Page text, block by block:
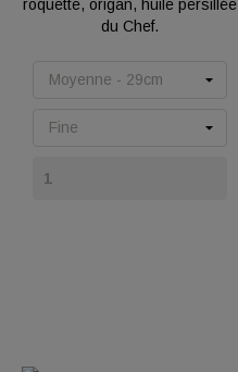
roquette, origan, huile persillée
du Chef.